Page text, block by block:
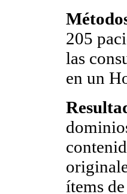
205
las
en un
ítems